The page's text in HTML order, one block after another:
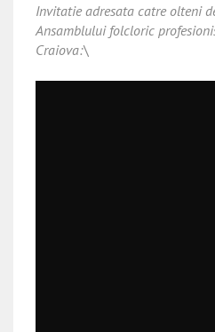
Invitatie adresata catre olteni
Ansamblului folcloric
Craiova:\